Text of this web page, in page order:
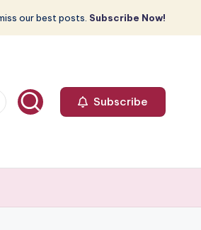
our best posts. Subscribe Now!
Subscribe